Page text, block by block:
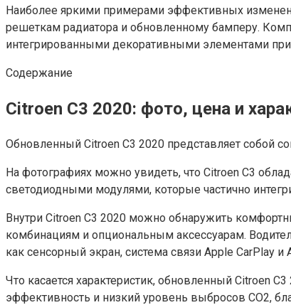
Наиболее яркими примерами эффективных
решеткам радиатора и обновленному бамперу.
интегрированными декоративными элементами
Содержание
Citroen C3 2020: фото, цена и
Обновленный Citroen C3 2020 представляет собой
На фотографиях можно увидеть, что Citroen C3
светодиодными модулями, которые частично
Внутри Citroen C3 2020 можно обнаружить
комбинациям и опциональным аксессуарам.
как сенсорный экран, система связи Apple CarPlay
Что касается характеристик, обновленный Citroen
эффективность и низкий уровень выбросов CO2,